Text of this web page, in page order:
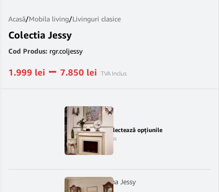
Acasă/Mobila living/Livinguri clasice
Colectia Jessy
Cod Produs: rgr.coljessy
1.999 lei – 7.850 lei TVA Inclus
Semineu Jessy
Selectează opțiunile
1.999leiTVA Inclus
Ansamblu plasma Jessy